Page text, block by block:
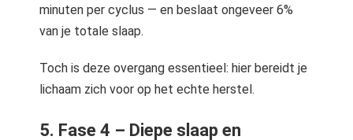
minuten per cyclus — en beslaat ongeveer 6%
van je totale slaap.
Toch is deze overgang essentieel: hier bereidt je
lichaam zich voor op het echte herstel.
5. Fase 4 – Diepe slaap en